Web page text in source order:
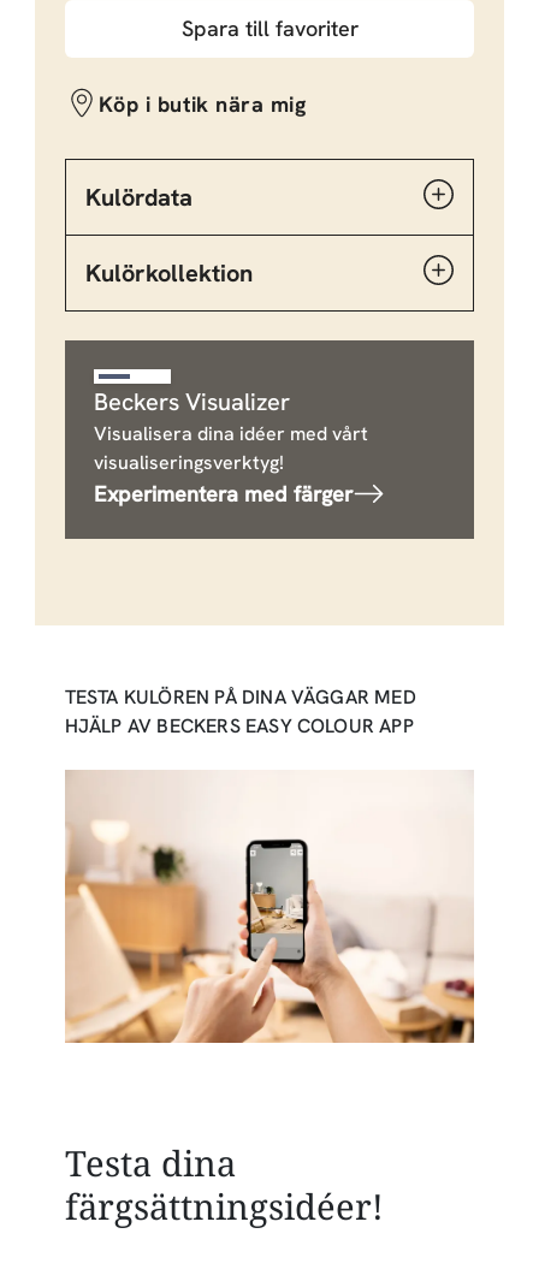
Spara till favoriter
Köp i butik nära mig
Kulördata
Kulörkollektion
Beckers Visualizer
Visualisera dina idéer med vårt
visualiseringsverktyg!
Experimentera med färger
TESTA KULÖREN PÅ DINA VÄGGAR MED
HJÄLP AV BECKERS EASY COLOUR APP
Testa dina
färgsättningsidéer!